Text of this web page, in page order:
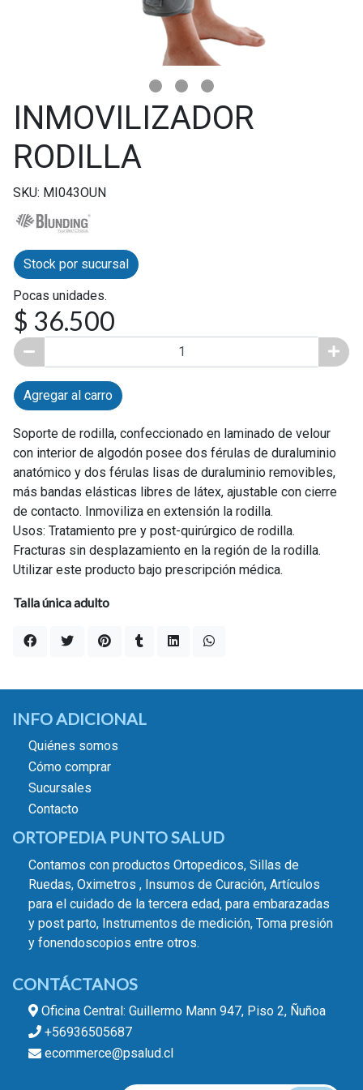
INMOVILIZADOR
RODILLA
SKU: MI043OUN
Stock por sucursal
Pocas unidades.
$ 36.500
Agregar al carro
Soporte de rodilla, confeccionado en laminado de velour
con interior de algodón posee dos férulas de duraluminio
anatómico y dos férulas lisas de duraluminio removibles,
más bandas elásticas libres de látex, ajustable con cierre
de contacto. Inmoviliza en extensión la rodilla.
Usos: Tratamiento pre y post-quirúrgico de rodilla.
Fracturas sin desplazamiento en la región de la rodilla.
Utilizar este producto bajo prescripción médica.
Talla única adulto
INFO ADICIONAL
Quiénes somos
Cómo comprar
Sucursales
Contacto
ORTOPEDIA PUNTO SALUD
Contamos con productos Ortopedicos, Sillas de
Ruedas, Oximetros , Insumos de Curación, Artículos
para el cuidado de la tercera edad, para embarazadas
y post parto, Instrumentos de medición, Toma presión
y fonendoscopios entre otros.
CONTÁCTANOS
Oficina Central: Guillermo Mann 947, Piso 2, Ñuñoa
+56936505687
ecommerce@psalud.cl